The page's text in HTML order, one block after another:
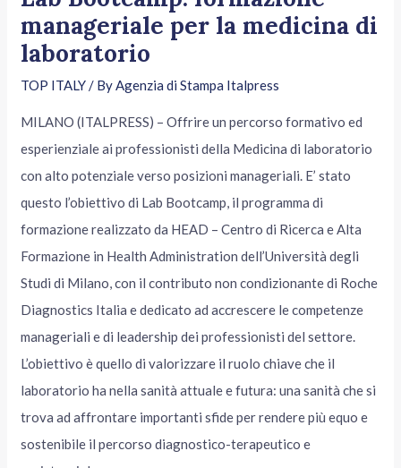
manageriale per la medicina di
laboratorio
TOP ITALY/ ByAgenzia di Stampa Italpress
MILANO (ITALPRESS) – Offrire un percorso formativo ed
esperienziale ai professionisti della Medicina di laboratorio
con alto potenziale verso posizioni manageriali. E’ stato
questo l’obiettivo di Lab Bootcamp, il programma di
formazione realizzato da HEAD – Centro di Ricerca e Alta
Formazione in Health Administration dell’Università degli
Studi di Milano, con il contributo non condizionante di Roche
Diagnostics Italia e dedicato ad accrescere le competenze
manageriali e di leadership dei professionisti del settore.
L’obiettivo è quello di valorizzare il ruolo chiave che il
laboratorio ha nella sanità attuale e futura: una sanità che si
trova ad affrontare importanti sfide per rendere più equo e
sostenibile il percorso diagnostico-terapeutico e